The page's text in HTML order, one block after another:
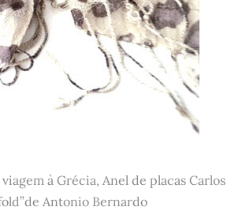
à Grécia, Anel de placas Carlos
Antonio Bernardo